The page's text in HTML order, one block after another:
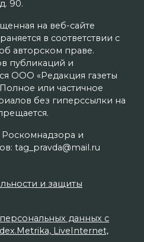
90.
на веб-сайте
в соответствии с
авторском праве.
публикаций и
ООО «Редакция газеты
или частичное
без гиперссылки на
Роскомнадзора и
tag_pravda@mail.ru
и защиты
данных с
LiveInternet,